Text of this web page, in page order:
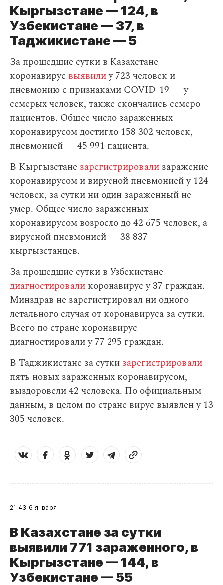
Кыргызстане — 124, в
Узбекистане — 37, в
Таджикистане — 5
За прошедшие сутки в Казахстане
коронавирус выявилиу 723 человек и
пневмонию с признаками COVID-19 — у
семерых человек, также скончались семеро
пациентов. Общее число зараженных
коронавирусом достигло 158 302 человек,
пневмонией — 45 991 пациента.
В Кыргызстане зарегистрировали заражение
коронавирусом и вирусной пневмонией у 124
человек, за сутки ни один зараженный не
умер. Общее число зараженных
коронавирусом возросло до 42 675 человек, а
вирусной пневмонией — 38 837
кыргызстанцев.
За прошедшие сутки в Узбекистане
диагностировали коронавирус у 37 граждан.
Минздрав не зарегистрировал ни одного
летального случая от коронавируса за сутки.
Всего по стране коронавирус
диагностировали у 77 295 граждан.
В Таджикистане за сутки зарегистрировали
пять новых зараженных коронавирусом,
выздоровели 42 человека. По официальным
данным, в целом по стране вирус выявлен у 13
305 человек.
21:43 6 января
В Казахстане за сутки
выявили 771 зараженного, в
Кыргызстане — 144, в
Узбекистане — 55